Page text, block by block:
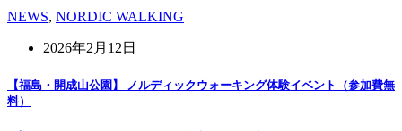
NEWS, NORDIC WALKING
2026年2月12日
【福島・開成山公園】 ノルディックウォーキング体験イベント（参加費無
料）